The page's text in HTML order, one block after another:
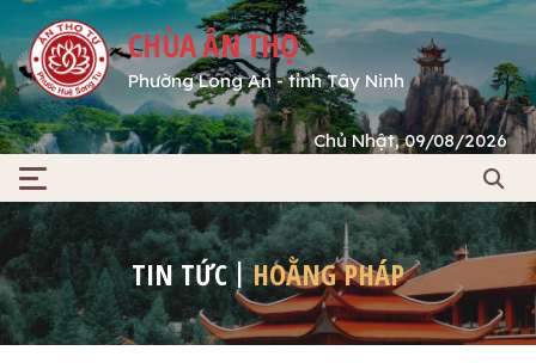
CHÙA ÂN THỌ
Phường Long An - tỉnh Tây Ninh
Chủ Nhật, 09/08/2026
TIN TỨC HOẰNG PHÁP